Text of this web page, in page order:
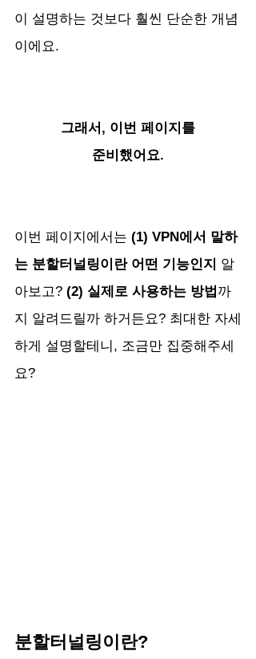
이 설명하는 것보다 훨씬 단순한 개념
이에요.
그래서, 이번 페이지를
준비했어요.
이번 페이지에서는 (1) VPN에서 말하
는 분할터널링이란 어떤 기능인지 알
아보고? (2) 실제로 사용하는 방법 까
지 알려드릴까 하거든요? 최대한 자세
하게 설명할테니, 조금만 집중해주세
요?
분할터널링이란?